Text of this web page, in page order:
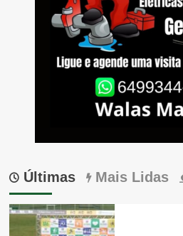
Últimas Mais Lidas